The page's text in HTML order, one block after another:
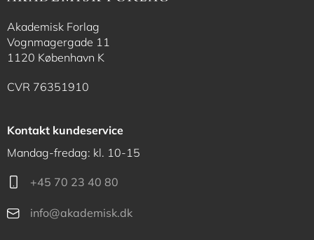
Akademisk Forlag
Vognmagergade 11
1120 København K
CVR 76351910
Kontakt kundeservice
Mandag-fredag: kl. 10-15
+45 70 23 40 80
info@akademisk.dk